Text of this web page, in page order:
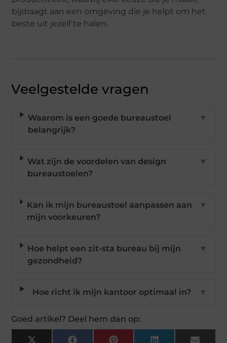
bijdraagt aan een omgeving die je helpt om het
beste uit jezelf te halen.
Veelgestelde vragen
Waarom is een goede bureaustoel
belangrijk?
▼
Wat zijn de voordelen van design
bureaustoelen?
▼
Kan ik mijn bureaustoel aanpassen aan
mijn voorkeuren?
▼
Hoe helpt een zit-sta bureau bij mijn
gezondheid?
▼
Hoe richt ik mijn kantoor optimaal in? ▼
Goed artikel? Deel hem dan op: